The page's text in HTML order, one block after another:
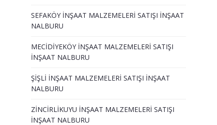
SEFAKÖY İNŞAAT MALZEMELERİ SATIŞI İNŞAAT
NALBURU
MECİDİYEKÖY İNŞAAT MALZEMELERİ SATIŞI
İNŞAAT NALBURU
ŞİŞLİ İNŞAAT MALZEMELERİ SATIŞI İNŞAAT
NALBURU
ZİNCİRLİKUYU İNŞAAT MALZEMELERİ SATIŞI
İNŞAAT NALBURU